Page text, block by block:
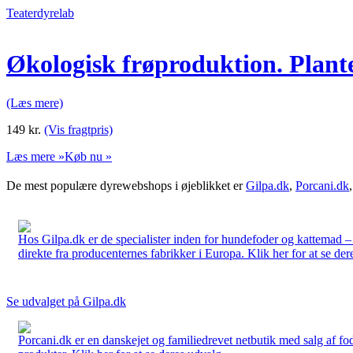
Teaterdyrelab
Økologisk frøproduktion.
(Læs mere)
149 kr. (Vis fragtpris)
Læs mere »Køb nu »
De mest populære dyrewebshops i øjeblikket erGilpa.dk, Porcani.dk
Hos Gilpa.dk er de specialister inden for hundefoder og kattemad
direkte fra producenternes fabrikker i Europa. Klik her for at se
Se udvalget på Gilpa.dk
Porcani.dk er en danskejet og familiedrevet netbutik med salg af